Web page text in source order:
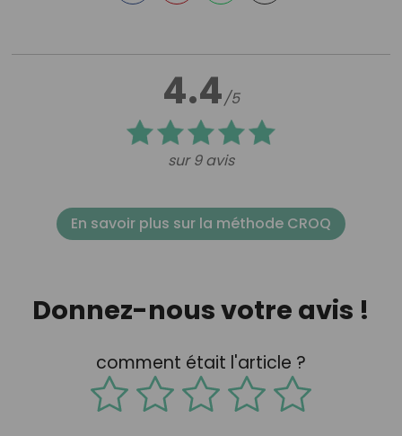
4.4/5
sur 9 avis
En savoir plus sur la méthode CROQ
Donnez-nous votre avis !
comment était l'article ?